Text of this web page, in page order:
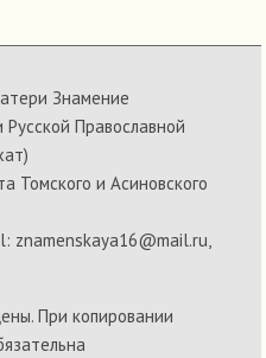
Знамение
Православной
Томского и Асиновского
znamenskaya16@mail.ru,
При копировании